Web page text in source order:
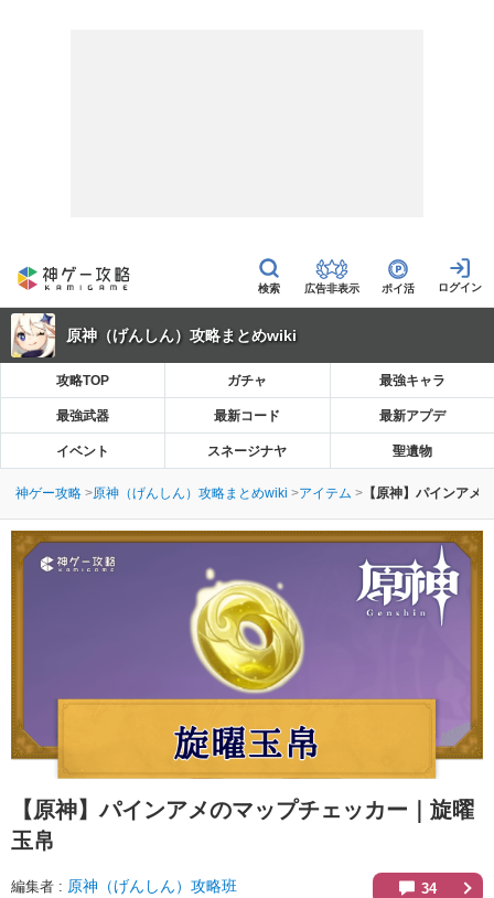
広告非表示 ポイ活
原神（げんしん）攻略まとめwiki
攻略TOP ガチャ 最強キャラ
最強武器 最新コード 最新アプデ
イベント スネージナヤ 聖遺物
神ゲー攻略 原神（げんしん）攻略まとめwiki アイテム 【原神】パインアメ
【原神】パインアメのマップチェッカー｜旋曜
玉帛
編集者 原神（げんしん）攻略班 34